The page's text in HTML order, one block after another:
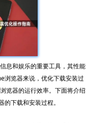
息和娱乐的重要工具，其性能
浏览器来说，优化下载安装过
览器的运行效率。下面将介绍
下载和安装过程。